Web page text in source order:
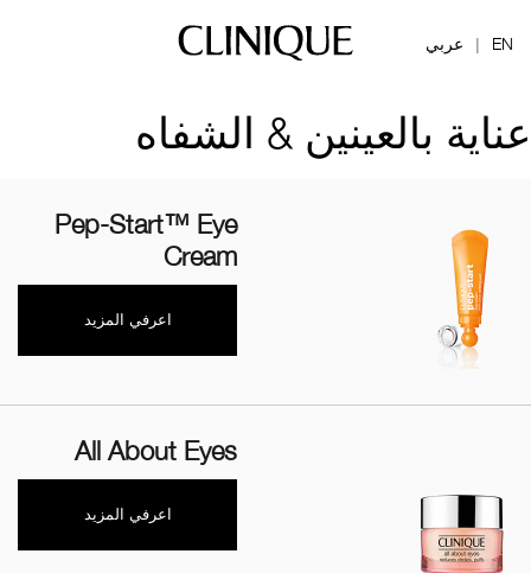
EN
| عربي
عناية بالعينين & الشفاه
Pep-Start™ Eye
Cream
اعرفي المزيد
All About Eyes
اعرفي المزيد